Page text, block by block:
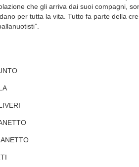
che gli arriva dai suoi compagni,
per tutta la vita. Tutto fa parte della